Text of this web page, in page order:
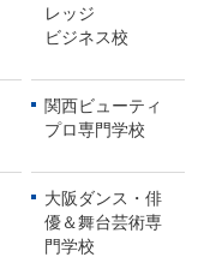
レッジ
ビジネス校
関西ビューティ
プロ専門学校
大阪ダンス・俳
優＆舞台芸術専
門学校